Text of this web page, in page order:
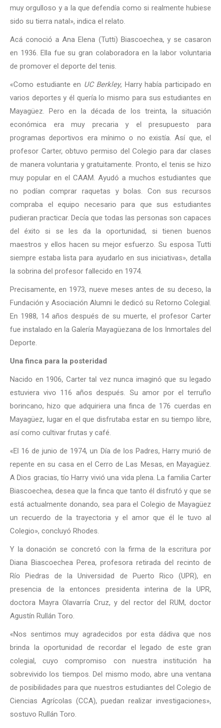
muy orgulloso y a la que defendía como si realmente hubiese
sido su tierra natal», indica el relato.
Acá conoció a Ana Elena (Tutti) Biascoechea, y se casaron
en 1936. Ella fue su gran colaboradora en la labor voluntaria
de promover el deporte del tenis.
«Como estudiante en UC Berkley, Harry había participado en
varios deportes y él quería lo mismo para sus estudiantes en
Mayagüez. Pero en la década de los treinta, la situación
económica era muy precaria y el presupuesto para
programas deportivos era mínimo o no existía. Así que, el
profesor Carter, obtuvo permiso del Colegio para dar clases
de manera voluntaria y gratuitamente. Pronto, el tenis se hizo
muy popular en el CAAM. Ayudó a muchos estudiantes que
no podían comprar raquetas y bolas. Con sus recursos
compraba el equipo necesario para que sus estudiantes
pudieran practicar. Decía que todas las personas son capaces
del éxito si se les da la oportunidad, si tienen buenos
maestros y ellos hacen su mejor esfuerzo. Su esposa Tutti
siempre estaba lista para ayudarlo en sus iniciativas», detalla
la sobrina del profesor fallecido en 1974.
Precisamente, en 1973, nueve meses antes de su deceso, la
Fundación y Asociación Alumni le dedicó su Retorno Colegial.
En 1988, 14 años después de su muerte, el profesor Carter
fue instalado en la Galería Mayagüezana de los Inmortales del
Deporte.
Una finca para la posteridad
Nacido en 1906, Carter tal vez nunca imaginó que su legado
estuviera vivo 116 años después. Su amor por el terruño
borincano, hizo que adquiriera una finca de 176 cuerdas en
Mayagüez, lugar en el que disfrutaba estar en su tiempo libre,
así como cultivar frutas y café.
«El 16 de junio de 1974, un Día de los Padres, Harry murió de
repente en su casa en el Cerro de Las Mesas, en Mayagüez.
A Dios gracias, tío Harry vivió una vida plena. La familia Carter
Biascoechea, desea que la finca que tanto él disfrutó y que se
está actualmente donando, sea para el Colegio de Mayagüez
un recuerdo de la trayectoria y el amor que él le tuvo al
Colegio», concluyó Rhodes.
Y la donación se concretó con la firma de la escritura por
Diana Biascoechea Perea, profesora retirada del recinto de
Río Piedras de la Universidad de Puerto Rico (UPR), en
presencia de la entonces presidenta interina de la UPR,
doctora Mayra Olavarría Cruz, y del rector del RUM, doctor
Agustín Rullán Toro.
«Nos sentimos muy agradecidos por esta dádiva que nos
brinda la oportunidad de recordar el legado de este gran
colegial, cuyo compromiso con nuestra institución ha
sobrevivido los tiempos. Del mismo modo, abre una ventana
de posibilidades para que nuestros estudiantes del Colegio de
Ciencias Agrícolas (CCA), puedan realizar investigaciones»,
sostuvo Rullán Toro.